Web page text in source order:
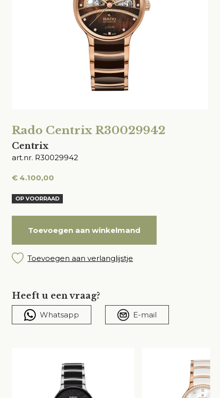
Rado Centrix R30029942
Centrix
art.nr. R30029942
€ 4.100,00
OP VOORRAAD
Toevoegen aan winkelmand
Toevoegen aan verlanglijstje
Heeft u een vraag?
Whatsapp E-mail